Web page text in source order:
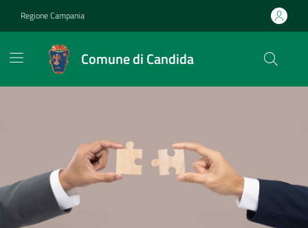
Regione Campania
Comune di Candida